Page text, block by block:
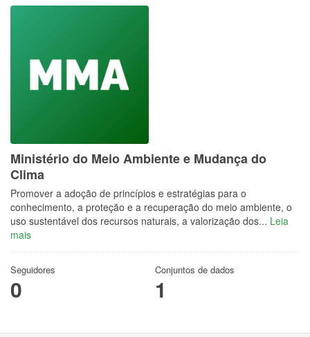
Ministério do Meio Ambiente e Mudança do
Clima
Promover a adoção de princípios e estratégias para o
conhecimento, a proteção e a recuperação do meio ambiente, o
uso sustentável dos recursos naturais, a valorização dos... Leia
mais
Seguidores
0
Conjuntos de dados
1